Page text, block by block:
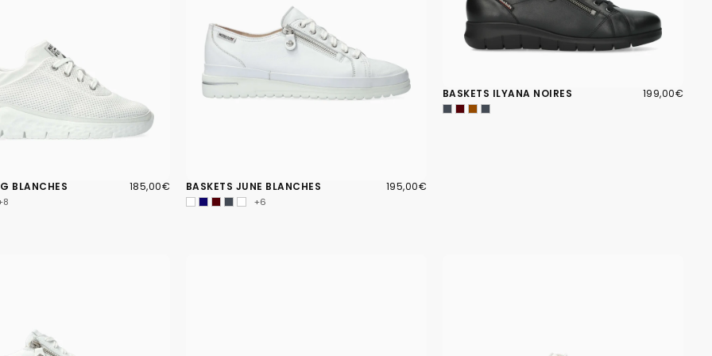
BLANCHES 185,00€
PRIX
185,00€ BASKETS JUNE BLANCHES 195,00€
PRIX
195,00€
+6
BASKETS ILYANA NOIRES 199,00€
PRIX
199,00€